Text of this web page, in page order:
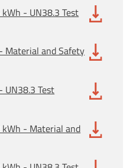
- UN38.3 Test
Material and Safety
UN38.3 Test
kWh - Material and